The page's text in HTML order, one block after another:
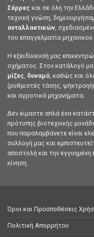
Σέρρες και σε όλη την
τεχνική γνώση,
ανταλλακτικών,
του επαγγελματία
Η εξειδίκευσή μας
οχήματος. Στον κατάλογό
μίζες δυναμό , καθώς και
(ρυθμιστές τάσης,
και αγροτικά μηχανήματα.
Δεν είμαστε απλά ένα
πρότυπης βιοτεχνικής
που παραλαμβάνετε είναι
συλλογή μας και
αποστολή και την
κίνηση.
Όροι και Προϋποθέσεις
Πολιτική Απορρήτου